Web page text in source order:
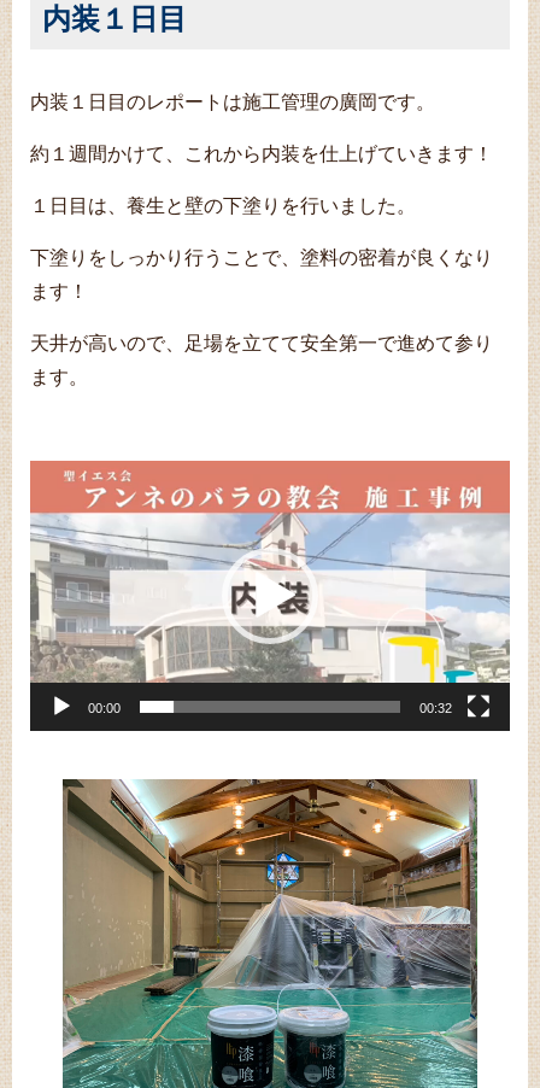
内装１日目
内装１日目のレポートは施工管理の廣岡です。
約１週間かけて、これから内装を仕上げていきます！
１日目は、養生と壁の下塗りを行いました。
下塗りをしっかり行うことで、塗料の密着が良くなり
ます！
天井が高いので、足場を立てて安全第一で進めて参り
ます。
画
プ
レ
ー
ヤ
ー
00:00 00:32